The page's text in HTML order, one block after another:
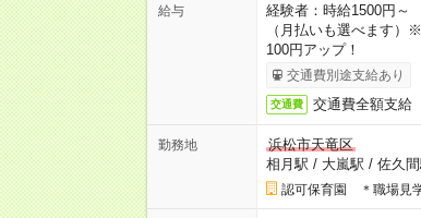
給与
経験者：時給1500円～
（月払いも選べます
100円アップ！
交通費別途支給あり
交通費 交通費全額支
勤務地
浜松市天竜区
相月駅 / 大嵐駅 / 佐久
認可保育園 ＊職場見